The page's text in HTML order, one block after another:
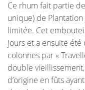
Ce rhum fait partie
unique) de
limitée. Cet
jours et a ensuite
colonnes par «
double
d’origine en fûts